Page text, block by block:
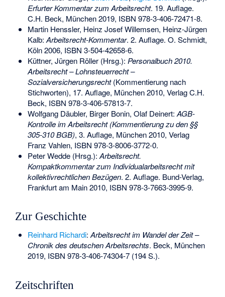
Erfurter Kommentar zum Arbeitsrecht. 19. Auflage.
C.H. Beck, München 2019, ISBN 978-3-406-72471-8.
Martin Henssler, Heinz Josef Willemsen, Heinz-Jürgen
Kalb: Arbeitsrecht-Kommentar. 2. Auflage. O. Schmidt,
Köln 2006, ISBN 3-504-42658-6.
Küttner, Jürgen Röller (Hrsg.): Personalbuch 2010.
Arbeitsrecht – Lohnsteuerrecht –
Sozialversicherungsrecht(Kommentierung nach
Stichworten), 17. Auflage, München 2010, Verlag C.H.
Beck, ISBN 978-3-406-57813-7.
Wolfgang Däubler, Birger Bonin, Olaf Deinert: AGB-
Kontrolle im Arbeitsrecht (Kommentierung zu den §§
305-310 BGB), 3. Auflage, München 2010, Verlag
Franz Vahlen, ISBN 978-3-8006-3772-0.
Peter Wedde (Hrsg.): Arbeitsrecht.
Kompaktkommentar zum Individualarbeitsrecht mit
kollektivrechtlichen Bezügen. 2. Auflage. Bund-Verlag,
Frankfurt am Main 2010, ISBN 978-3-7663-3995-9.
Zur Geschichte
Reinhard Richardi:Arbeitsrecht im Wandel der Zeit –
Chronik des deutschen Arbeitsrechts. Beck, München
2019, ISBN 978-3-406-74304-7(194 S.).
Zeitschriften